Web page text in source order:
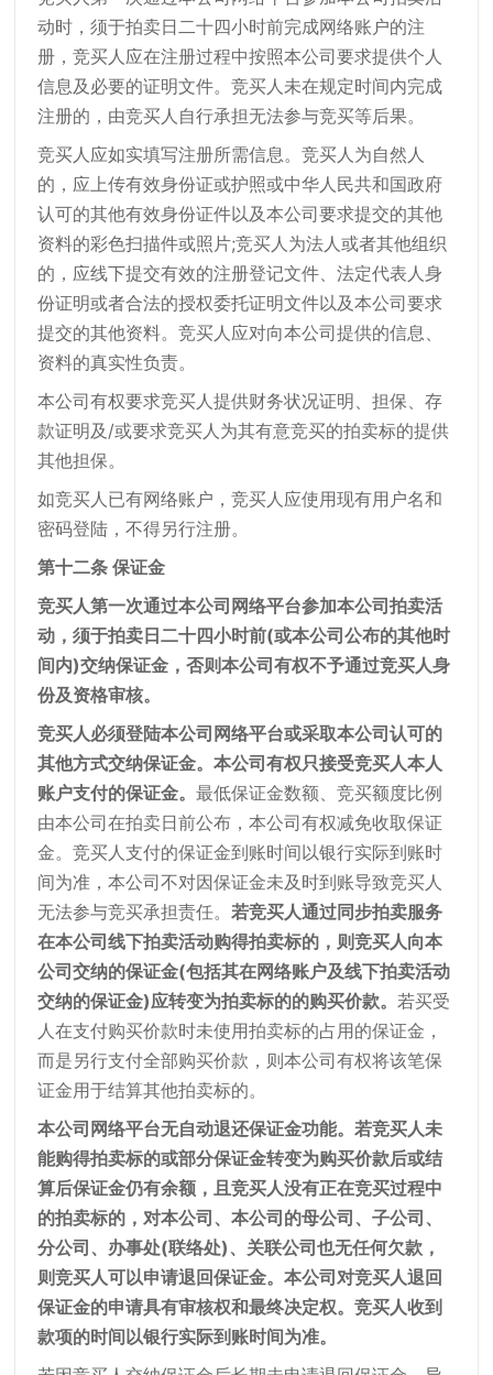
动时，须于拍卖日二十四小时前完成网络账户的注
册，竞买人应在注册过程中按照本公司要求提供个人
信息及必要的证明文件。竞买人未在规定时间内完成
注册的，由竞买人自行承担无法参与竞买等后果。
竞买人应如实填写注册所需信息。竞买人为自然人
的，应上传有效身份证或护照或中华人民共和国政府
认可的其他有效身份证件以及本公司要求提交的其他
资料的彩色扫描件或照片;竞买人为法人或者其他组织
的，应线下提交有效的注册登记文件、法定代表人身
份证明或者合法的授权委托证明文件以及本公司要求
提交的其他资料。竞买人应对向本公司提供的信息、
资料的真实性负责。
本公司有权要求竞买人提供财务状况证明、担保、存
款证明及/或要求竞买人为其有意竞买的拍卖标的提供
其他担保。
如竞买人已有网络账户，竞买人应使用现有用户名和
密码登陆，不得另行注册。
第十二条 保证金
竞买人第一次通过本公司网络平台参加本公司拍卖活
动，须于拍卖日二十四小时前(或本公司公布的其他时
间内)交纳保证金，否则本公司有权不予通过竞买人身
份及资格审核。
竞买人必须登陆本公司网络平台或采取本公司认可的
其他方式交纳保证金。本公司有权只接受竞买人本人
账户支付的保证金。最低保证金数额、竞买额度比例
由本公司在拍卖日前公布，本公司有权减免收取保证
金。竞买人支付的保证金到账时间以银行实际到账时
间为准，本公司不对因保证金未及时到账导致竞买人
无法参与竞买承担责任。若竞买人通过同步拍卖服务
在本公司线下拍卖活动购得拍卖标的，则竞买人向本
公司交纳的保证金(包括其在网络账户及线下拍卖活动
交纳的保证金)应转变为拍卖标的的购买价款。若买受
人在支付购买价款时未使用拍卖标的占用的保证金，
而是另行支付全部购买价款，则本公司有权将该笔保
证金用于结算其他拍卖标的。
本公司网络平台无自动退还保证金功能。若竞买人未
能购得拍卖标的或部分保证金转变为购买价款后或结
算后保证金仍有余额，且竞买人没有正在竞买过程中
的拍卖标的，对本公司、本公司的母公司、子公司、
分公司、办事处(联络处)、关联公司也无任何欠款，
则竞买人可以申请退回保证金。本公司对竞买人退回
保证金的申请具有审核权和最终决定权。竞买人收到
款项的时间以银行实际到账时间为准。